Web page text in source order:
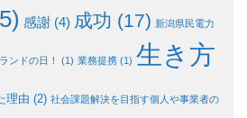
感謝 (4) 成功 (17) 新潟県民電力
ンドの日！ (1) 業務提携 (1) 生き方
理由 (2) 社会課題解決を目指す個人や事業者の